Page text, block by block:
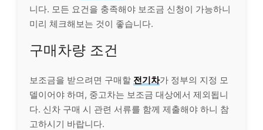
니다. 모든 요건을 충족해야 보조금 신청이 가능하니
미리 체크해보는 것이 좋습니다.
구매차량 조건
보조금을 받으려면 구매할 전기차가 정부의 지정 모
델이어야 하며, 중고차는 보조금 대상에서 제외됩니
다. 신차 구매 시 관련 서류를 함께 제출해야 하니 참
고하시기 바랍니다.